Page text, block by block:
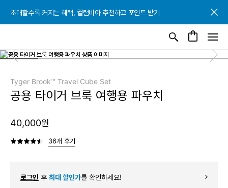
초대할수록 커지는 혜택, 컬럼비아 추천하고 포인트 받기
초대할수록 커지는 혜택, 컬럼비아 추천하고 포인트 받기
초대할수록 커지는 혜택, 컬럼비아 추천하고 포인트 받기
Tyger Brook™ Travel Cube Set
공용 타이거 브룩 여행용 파우치
40,000원
36개 후기
로그인 후 최대 할인가를 확인하세요!